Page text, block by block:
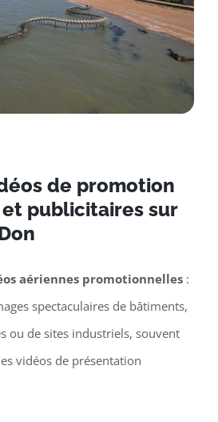
de promotion
et publicitaires sur
aériennes promotionnelles:
spectaculaires de bâtiments,
ou de sites industriels, souvent
vidéos de présentation